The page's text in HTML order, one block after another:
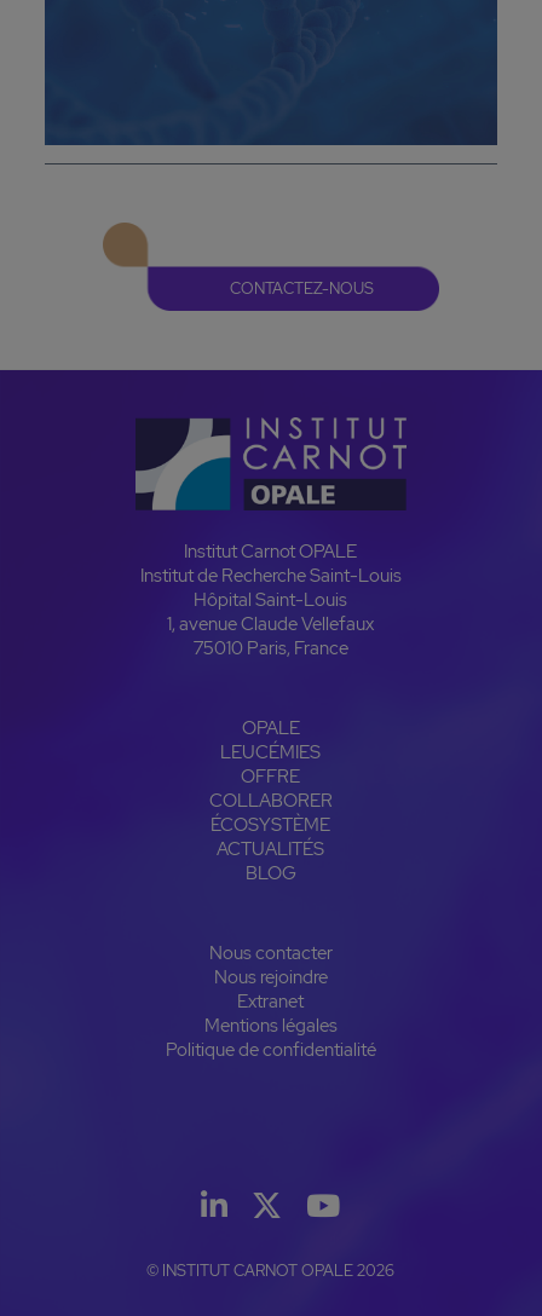
CONTACTEZ-NOUS
Institut Carnot OPALE
Institut de Recherche Saint-Louis
Hôpital Saint-Louis
1, avenue Claude Vellefaux
75010 Paris, France
OPALE
LEUCÉMIES
OFFRE
COLLABORER
ÉCOSYSTÈME
ACTUALITÉS
BLOG
Nous contacter
Nous rejoindre
Extranet
Mentions légales
Politique de confidentialité
© INSTITUT CARNOT OPALE 2026